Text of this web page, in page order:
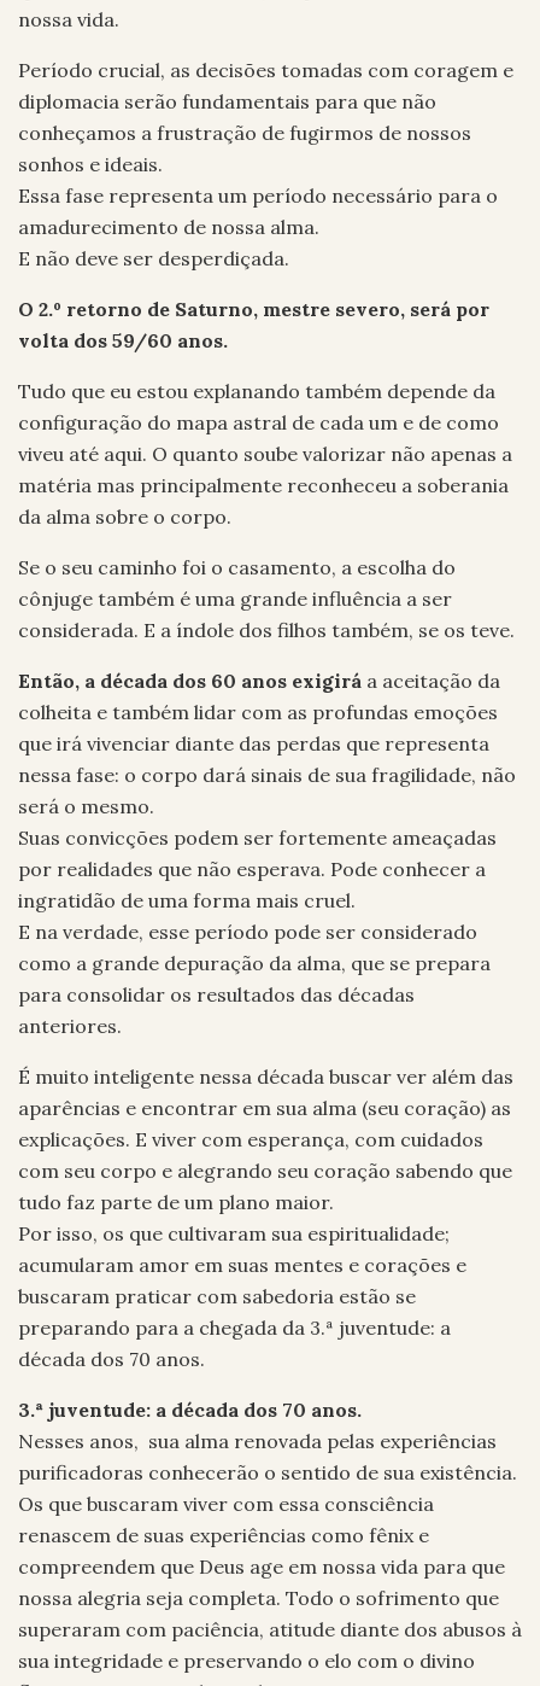
nossa vida.
Período crucial, as decisões tomadas com coragem e
diplomacia serão fundamentais para que não
conheçamos a frustração de fugirmos de nossos
sonhos e ideais.
Essa fase representa um período necessário para o
amadurecimento de nossa alma.
E não deve ser desperdiçada.
O 2.º retorno de Saturno, mestre severo, será por
volta dos 59/60 anos.
Tudo que eu estou explanando também depende da
configuração do mapa astral de cada um e de como
viveu até aqui. O quanto soube valorizar não apenas a
matéria mas principalmente reconheceu a soberania
da alma sobre o corpo.
Se o seu caminho foi o casamento, a escolha do
cônjuge também é uma grande influência a ser
considerada. E a índole dos filhos também, se os teve.
Então, a década dos 60 anos exigirá a aceitação da
colheita e também lidar com as profundas emoções
que irá vivenciar diante das perdas que representa
nessa fase: o corpo dará sinais de sua fragilidade, não
será o mesmo.
Suas convicções podem ser fortemente ameaçadas
por realidades que não esperava. Pode conhecer a
ingratidão de uma forma mais cruel.
E na verdade, esse período pode ser considerado
como a grande depuração da alma, que se prepara
para consolidar os resultados das décadas
anteriores.
É muito inteligente nessa década buscar ver além das
aparências e encontrar em sua alma (seu coração) as
explicações. E viver com esperança, com cuidados
com seu corpo e alegrando seu coração sabendo que
tudo faz parte de um plano maior.
Por isso, os que cultivaram sua espiritualidade;
acumularam amor em suas mentes e corações e
buscaram praticar com sabedoria estão se
preparando para a chegada da 3.ª juventude: a
década dos 70 anos.
3.ª juventude: a década dos 70 anos.
Nesses anos, sua alma renovada pelas experiências
purificadoras conhecerão o sentido de sua existência.
Os que buscaram viver com essa consciência
renascem de suas experiências como fênix e
compreendem que Deus age em nossa vida para que
nossa alegria seja completa. Todo o sofrimento que
superaram com paciência, atitude diante dos abusos à
sua integridade e preservando o elo com o divino